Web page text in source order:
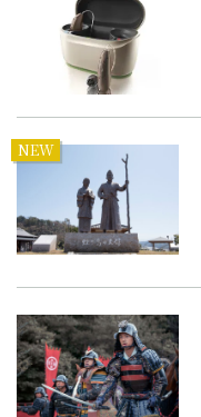
NEW